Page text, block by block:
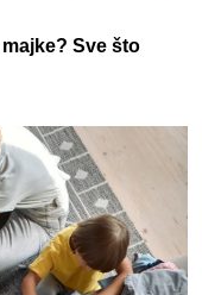
Sve što